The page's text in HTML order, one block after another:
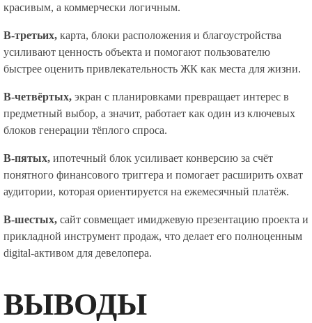
красивым, а коммерчески логичным.
В-третьих, карта, блоки расположения и благоустройства
усиливают ценность объекта и помогают пользователю
быстрее оценить привлекательность ЖК как места для жизни.
В-четвёртых, экран с планировками превращает интерес в
предметный выбор, а значит, работает как один из ключевых
блоков генерации тёплого спроса.
В-пятых, ипотечный блок усиливает конверсию за счёт
понятного финансового триггера и помогает расширить охват
аудитории, которая ориентируется на ежемесячный платёж.
В-шестых, сайт совмещает имиджевую презентацию проекта и
прикладной инструмент продаж, что делает его полноценным
digital-активом для девелопера.
ВЫВОДЫ